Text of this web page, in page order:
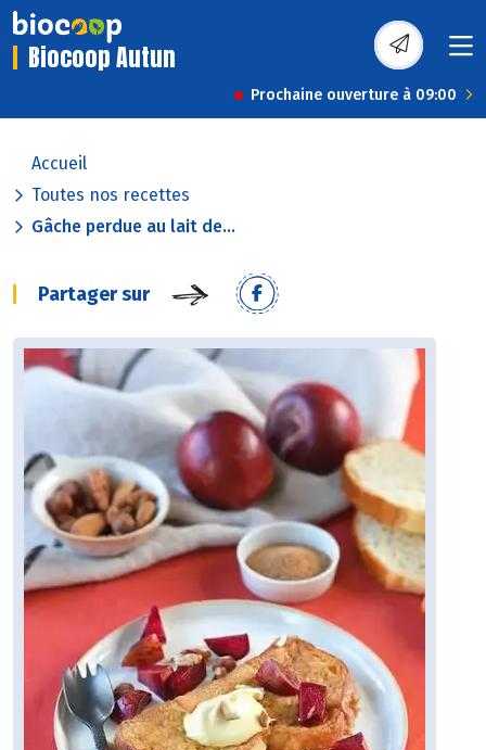
Biocoop Autun
Prochaine ouverture à 09:00
Accueil
Toutes nos recettes
Gâche perdue au lait de...
Partager sur